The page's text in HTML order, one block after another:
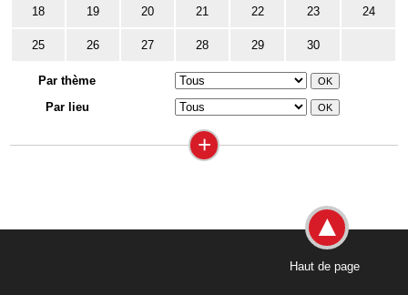
18 19 20 21 22 23 24
25 26 27 28 29 30
Par thème
Par lieu
+
Haut de page